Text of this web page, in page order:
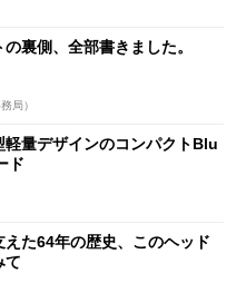
裏側、全部書きました。
局）
軽量デザインのコンパクトBlu
ド
えた64年の歴史、このヘッド
て